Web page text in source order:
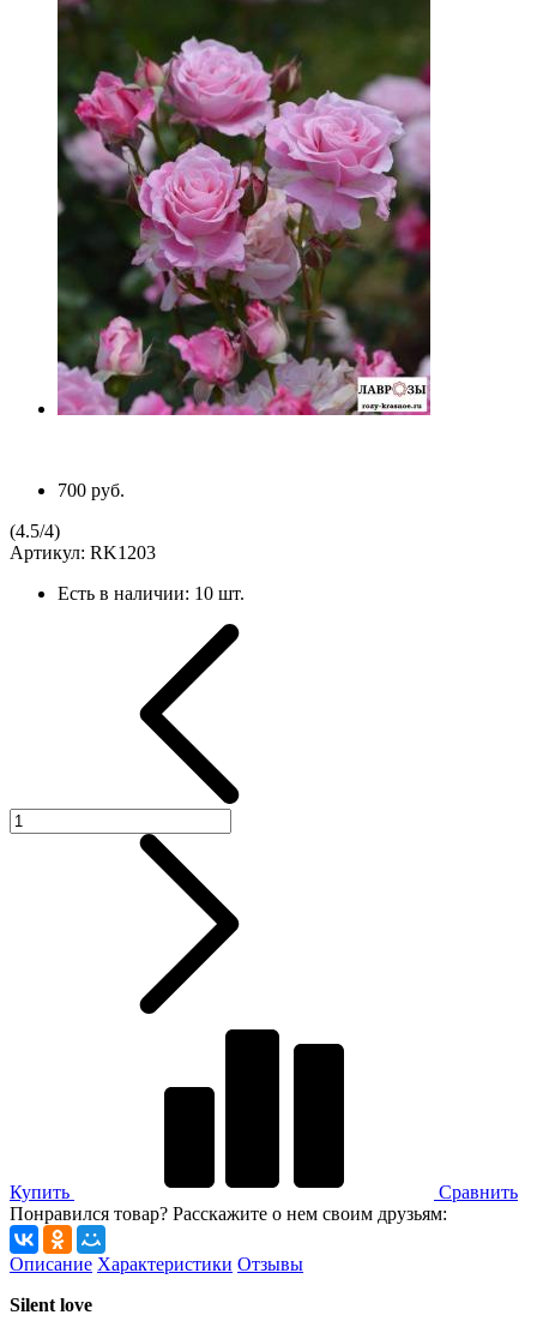
700 руб.
(4.5/4)
Артикул: RK1203
Есть в наличии: 10 шт.
Купить
Сравнить
Понравился товар? Расскажите о нем своим друзьям:
Описание Характеристики Отзывы
Silent love